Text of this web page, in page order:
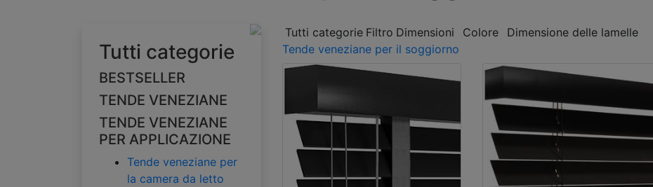
Tutti categorie
BESTSELLER
TENDE VENEZIANE
TENDE VENEZIANE
PER APPLICAZIONE
Tende veneziane per
la camera da letto
Tutti categorie Filtro Dimensioni Colore Dimensione delle lamelle
Tende veneziane per il soggiorno